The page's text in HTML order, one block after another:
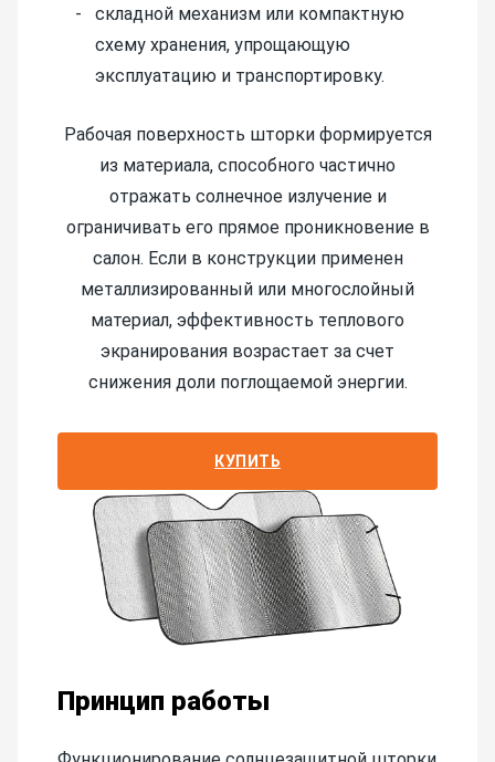
складной механизм или компактную
схему хранения, упрощающую
эксплуатацию и транспортировку.
Рабочая поверхность шторки формируется
из материала, способного частично
отражать солнечное излучение и
ограничивать его прямое проникновение в
салон. Если в конструкции применен
металлизированный или многослойный
материал, эффективность теплового
экранирования возрастает за счет
снижения доли поглощаемой энергии.
КУПИТЬ
Принцип работы